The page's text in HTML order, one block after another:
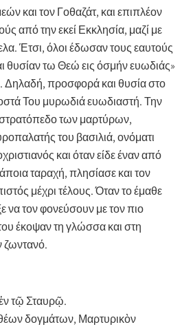
και τον Γοθαζάτ, και επιπλέον
από την εκεί Εκκλησία, μαζί με
Έτσι, όλοι έδωσαν τους εαυτούς
θυσίαν τω Θεώ εις όσμήν ευωδιάς»
Δηλαδή, προσφορά και θυσία στο
Του μυρωδιά ευωδιαστή. Την
στρατόπεδο των μαρτύρων,
του βασιλιά, ονόματι
και όταν είδε έναν από
ταραχή, πλησίασε και τον
μέχρι τέλους. Όταν το έμαθε
να τον φονεύσουν με τον πιο
έκοψαν τη γλώσσα και στη
ζωντανό.
τῷ Σταυρῷ.
δογμάτων, Μαρτυρικὸν